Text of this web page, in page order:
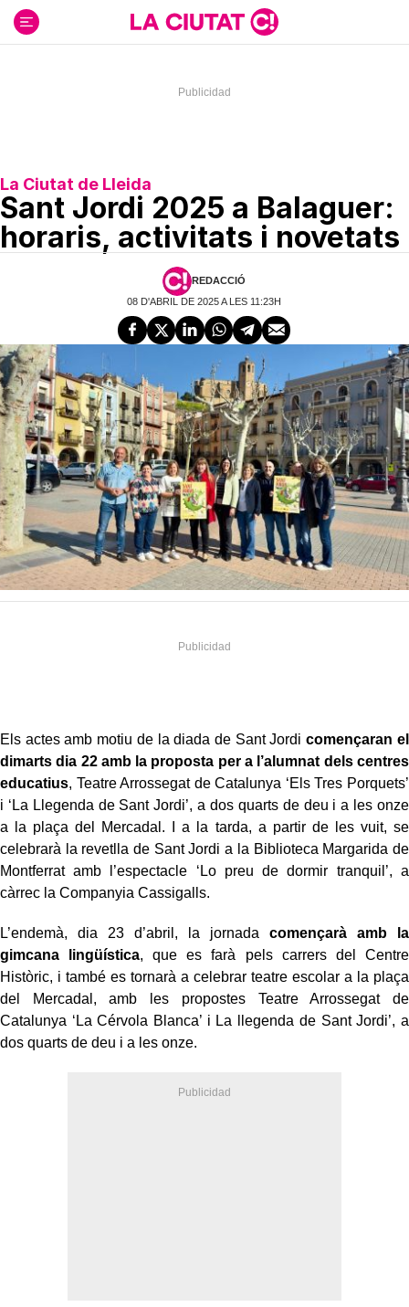
contenido
La Ciutat de Lleida
Sant Jordi 2025 a Balaguer:
horaris, activitats i novetats
REDACCIÓ
08 D'ABRIL DE 2025 A LES 11:23H
Els actes amb motiu de la diada de Sant Jordicomençaran el
dimarts dia 22 amb la proposta per a l’alumnat dels centres
educatius, Teatre Arrossegat de Catalunya ‘Els Tres Porquets’
i ‘La Llegenda de Sant Jordi’, a dos quarts de deu i a les onze
a la plaça del Mercadal. I a la tarda, a partir de les vuit, se
celebrarà la revetlla de Sant Jordi a la Biblioteca Margarida de
Montferrat amb l’espectacle ‘Lo preu de dormir tranquil’, a
càrrec la Companyia Cassigalls.
L’endemà, dia 23 d’abril, la jornada començarà amb la
gimcana lingüística, que es farà pels carrers del Centre
Històric, i també es tornarà a celebrar teatre escolar a la plaça
del Mercadal, amb les propostes Teatre Arrossegat de
Catalunya ‘La Cérvola Blanca’ i La llegenda de Sant Jordi’, a
dos quarts de deu i a les onze.